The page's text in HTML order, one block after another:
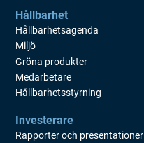
Hållbarhet
Hållbarhetsagenda
Miljö
Gröna produkter
Medarbetare
Hållbarhetsstyrning
Investerare
Rapporter och presentationer